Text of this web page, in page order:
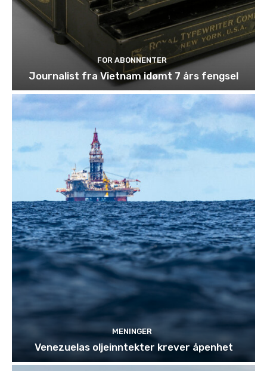
FOR ABONNENTER
Journalist fra Vietnam idømt 7 års fengsel
MENINGER
Venezuelas oljeinntekter krever åpenhet